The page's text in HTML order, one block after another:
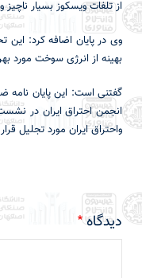
از تلفات ویسکوز بسیار
وی در پایان اضافه کرد: این
بهینه از انرژی سوخت مورد
گفتنی است: این پایان نامه
انجمن احتراق ایران در
واحتراق ایران مورد تجلیل
دیدگاه